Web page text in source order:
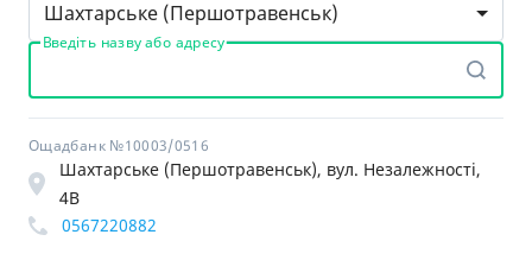
Шахтарське (Першотравенськ)
Введіть назву або адресу
Ощадбанк №10003/0516
Шахтарське (Першотравенськ), вул. Незалежності,
4В
0567220882